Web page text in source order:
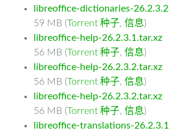
libreoffice-dictionaries-
59 MB (Torrent 种子, 信息)
libreoffice-help-26.2.3.1.tar.xz
56 MB (Torrent 种子, 信息)
libreoffice-help-26.2.3.2.tar.xz
56 MB (Torrent 种子, 信息)
libreoffice-help-26.2.3.2.tar.xz
56 MB (Torrent 种子, 信息)
libreoffice-translations-